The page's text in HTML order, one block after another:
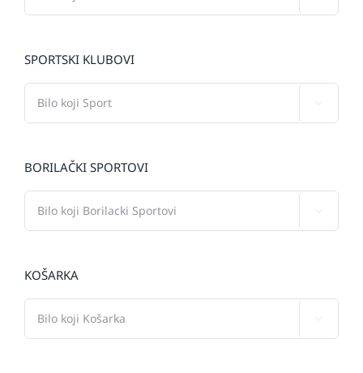
SPORTSKI KLUBOVI
BORILAČKI SPORTOVI
KOŠARKA